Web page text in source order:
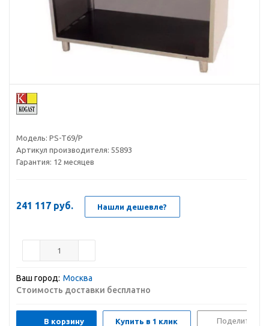
Модель: PS-T69/P
Артикул производителя: 55893
Гарантия: 12 месяцев
241 117 руб. Нашли дешевле?
Ваш город: Москва
Стоимость доставки бесплатно
В корзину Купить в 1 клик Поделиться